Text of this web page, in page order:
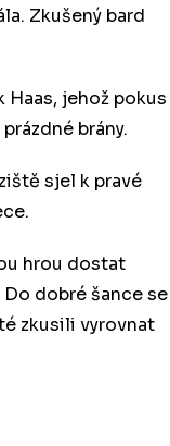
Zkušený bard
jehož pokus
brány.
sjel k pravé
hrou dostat
dobré šance se
zkusili vyrovnat